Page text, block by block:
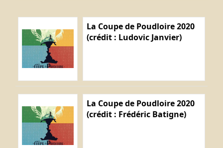
La Coupe de Poudloire 2020
(crédit : Ludovic Janvier)
La Coupe de Poudloire 2020
(crédit : Frédéric Batigne)